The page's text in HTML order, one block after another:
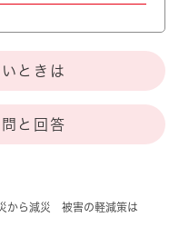
から減災 被害の軽減策は
ときは
と回答